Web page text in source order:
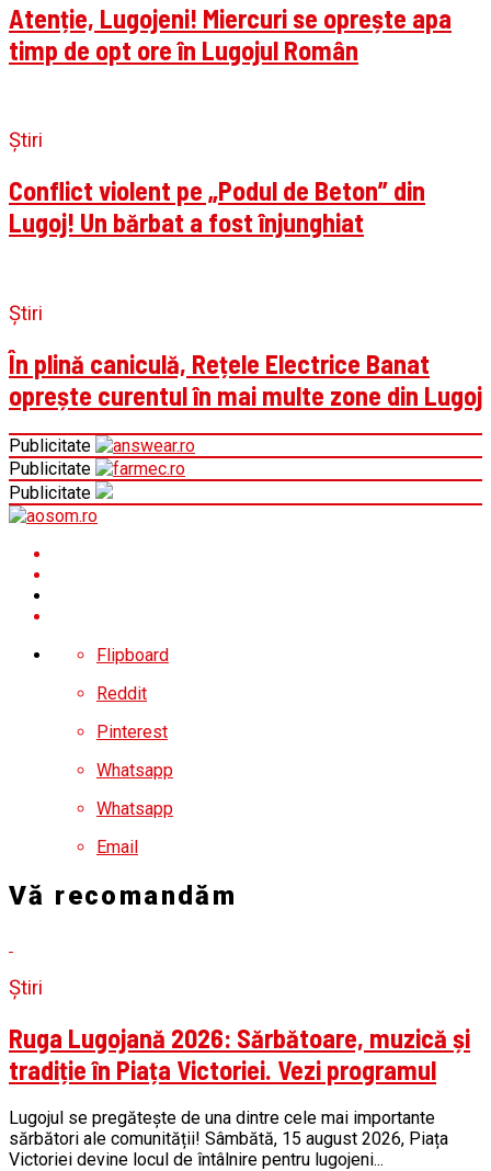
Atenție, Lugojeni! Miercuri se oprește apa
timp de opt ore în Lugojul Român
Știri
Conflict violent pe „Podul de Beton” din
Lugoj! Un bărbat a fost înjunghiat
Știri
În plină caniculă, Rețele Electrice Banat
oprește curentul în mai multe zone din Lugoj
Publicitate
Publicitate
Publicitate
Flipboard
Reddit
Pinterest
Whatsapp
Whatsapp
Email
Vă recomandăm
Știri
Ruga Lugojană 2026: Sărbătoare, muzică și
tradiție în Piața Victoriei. Vezi programul
Lugojul se pregătește de una dintre cele mai importante
sărbători ale comunității! Sâmbătă, 15 august 2026, Piața
Victoriei devine locul de întâlnire pentru lugojeni...